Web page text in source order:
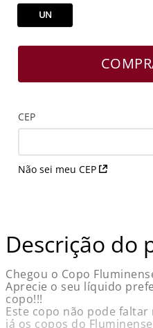
UN
CEP
Não sei meu CEP
Descrição do
Chegou o Copo
Aprecie o seu líquido
copo!!!
Este copo não pode faltar
já os copos do